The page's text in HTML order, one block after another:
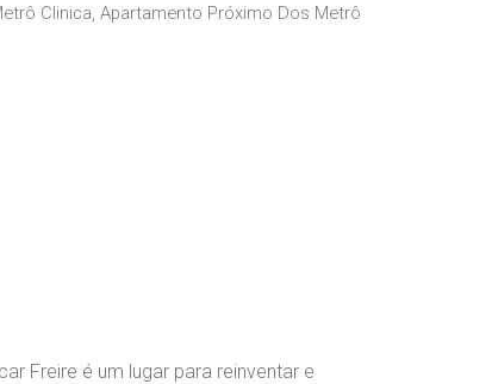
Clinica, Apartamento Próximo Dos Metrô
Freire é um lugar para reinventar e